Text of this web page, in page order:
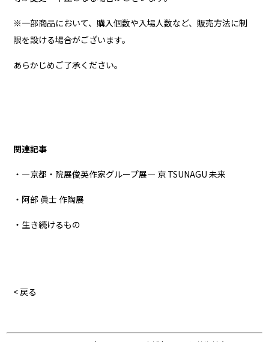
※一部商品において、購入個数や入場人数など、販売方法に制
限を設ける場合がございます。
あらかじめご了承ください。
関連記事
・―京都・院展俊英作家グループ展― 京 TSUNAGU 未来
・阿部 眞士 作陶展
・生き続けるもの
< 戻る